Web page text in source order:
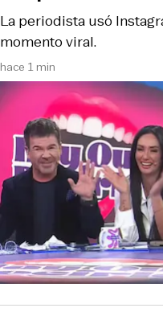
hace 1 min
La periodista usó
momento viral.